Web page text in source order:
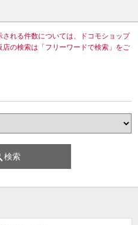
される件数については、ドコモショップ
の検索は「フリーワードで検索」をご
検索